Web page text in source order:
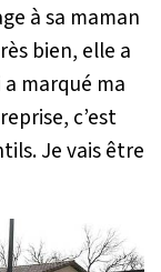
à sa maman
bien, elle a
marqué ma
c’est
Je vais être